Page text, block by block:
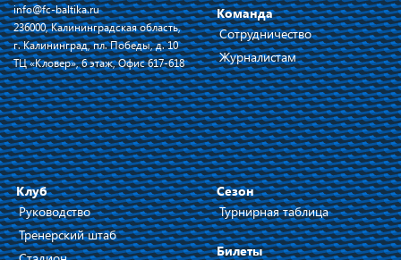
info@fc-baltika.ru
236000, Калининградская область,
г. Калининград, пл. Победы, д. 10
ТЦ «Кловер», 6 этаж, Офис 617-618
Команда
Сотрудничество
Журналистам
Клуб
Руководство
Тренерский штаб
Сезон
Турнирная таблица
Билеты